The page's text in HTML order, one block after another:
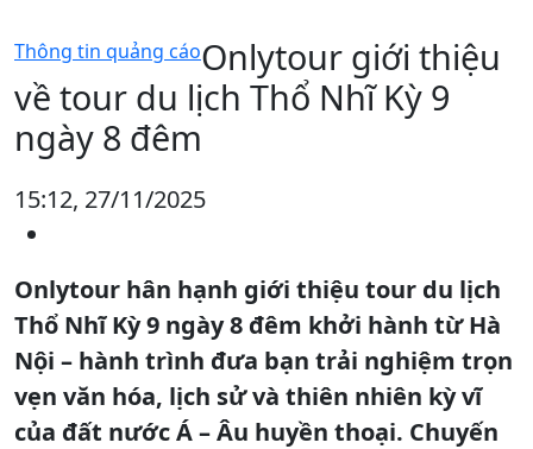
Thông tin quảng cáoOnlytour giới thiệu
về tour du lịch Thổ Nhĩ Kỳ 9
ngày 8 đêm
15:12, 27/11/2025
Onlytour hân hạnh giới thiệu tour du lịch
Thổ Nhĩ Kỳ 9 ngày 8 đêm khởi hành từ Hà
Nội – hành trình đưa bạn trải nghiệm trọn
vẹn văn hóa, lịch sử và thiên nhiên kỳ vĩ
của đất nước Á – Âu huyền thoại. Chuyến